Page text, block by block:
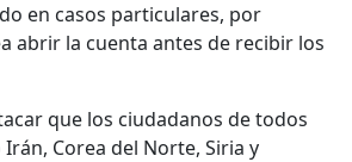
en casos particulares, por
abrir la cuenta antes de recibir los
que los ciudadanos de todos
Corea del Norte, Siria y